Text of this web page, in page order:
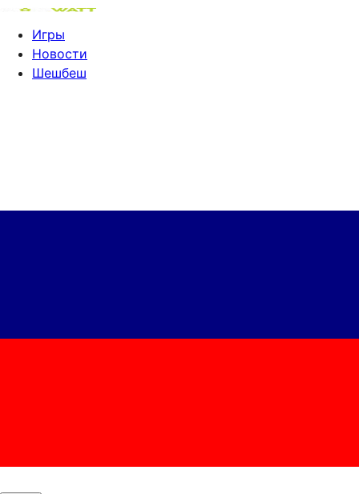
Игры
Новости
Шешбеш